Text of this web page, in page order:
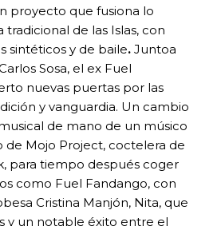
proyecto que fusiona lo
tradicional de las Islas, con
sintéticos y de baile. Juntoa
Sosa, el ex Fuel
nuevas puertas por las
y vanguardia. Un cambio
de mano de un músico
Mojo Project, coctelera de
para tiempo después coger
como Fuel Fandango, con
Cristina Manjón, Nita, que
y un notable éxito entre el